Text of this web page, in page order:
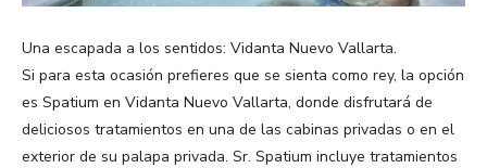
Una escapada a los sentidos: Vidanta Nuevo Vallarta.
Si para esta ocasión prefieres que se sienta como rey, la opción
es Spatium en Vidanta Nuevo Vallarta, donde disfrutará de
deliciosos tratamientos en una de las cabinas privadas o en el
exterior de su palapa privada. Sr. Spatium incluye tratamientos